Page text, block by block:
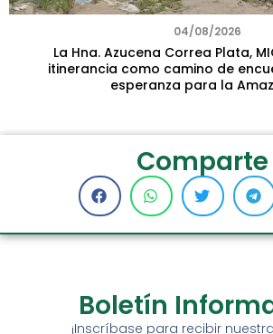
04/08/2026
La Hna. Azucena Correa Plata,
itinerancia como camino de
esperanza para la
Comparte
Boletín
¡Inscríbase para recibir